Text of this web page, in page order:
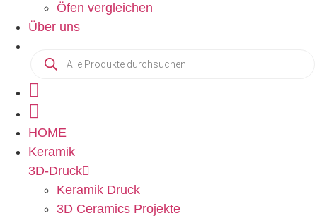
Öfen vergleichen
Über uns
Products
search
HOME
Keramik
3D-Druck
Keramik Druck
3D Ceramics Projekte